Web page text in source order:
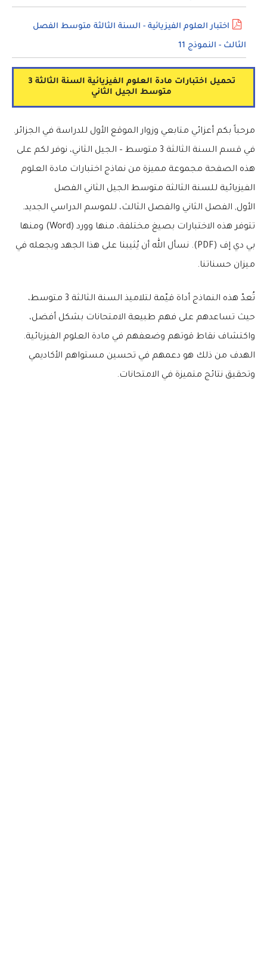
اختبار العلوم الفيزيائية - السنة الثالثة متوسط الفصل
الثالث - النموذج 11
تحميل اختبارات مادة العلوم الفيزيائية السنة الثالثة 3
متوسط الجيل الثاني
مرحباً بكم أعزائي متابعي وزوار الموقع الأول للدراسة في الجزائر.
في قسم السنة الثالثة 3 متوسط – الجيل الثاني، نوفر لكم على
هذه الصفحة مجموعة مميزة من نماذج اختبارات مادة العلوم
الفيزيائية للسنة الثالثة متوسط الجيل الثاني الفصل
الأول, الفصل الثاني والفصل الثالث، للموسم الدراسي الجديد.
تتوفر هذه الاختبارات بصيغ مختلفة، منها وورد (Word) ومنها
بي دي إف (PDF). نسأل الله أن يُثيبنا على هذا الجهد ويجعله في
ميزان حسناتنا.
تُعدّ هذه النماذج أداة قيّمة لتلاميذ السنة الثالثة 3 متوسط،
حيث تساعدهم على فهم طبيعة الامتحانات بشكل أفضل،
واكتشاف نقاط قوتهم وضعفهم في مادة العلوم الفيزيائية.
الهدف من ذلك هو دعمهم في تحسين مستواهم الأكاديمي
وتحقيق نتائج متميزة في الامتحانات.